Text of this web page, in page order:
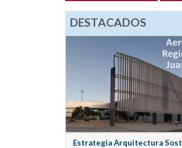
DESTACADOS
Estrategia Arquitectura